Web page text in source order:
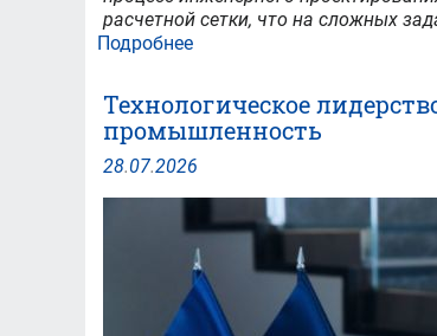
расчетной сетки, что на сложных
Подробнее
ускоряют
численное
моделирование
процессов
с
помощью
нейросетей
Технологическое
промышленность
28.07.2026